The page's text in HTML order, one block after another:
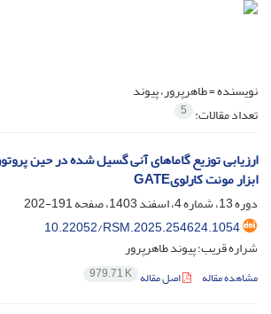
نویسنده =طاهرپرور، پیوند
تعداد مقالات: 5
ارزیابی توزیع گاماهای آنی گسیل شده در حین
ابزار مونت کارلویGATE
دوره 13، شماره 4، اسفند 1403، صفحه
191-202
10.22052/RSM.2025.254624.1054
شراره قریب؛ پیوند طاهرپرور
مشاهده مقاله اصل مقاله 979.71 K